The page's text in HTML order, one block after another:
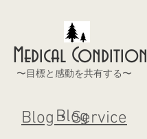
Medical Condition
〜目標と感動を共有する〜
Blog
Blog・Service